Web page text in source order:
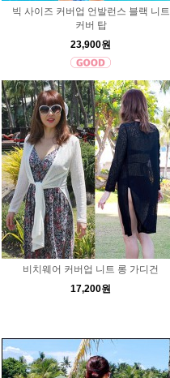
빅 사이즈 커버업 언발런스 블랙 니트
커버 탑
23,900원
비치웨어 커버업 니트 롱 가디건
17,200원